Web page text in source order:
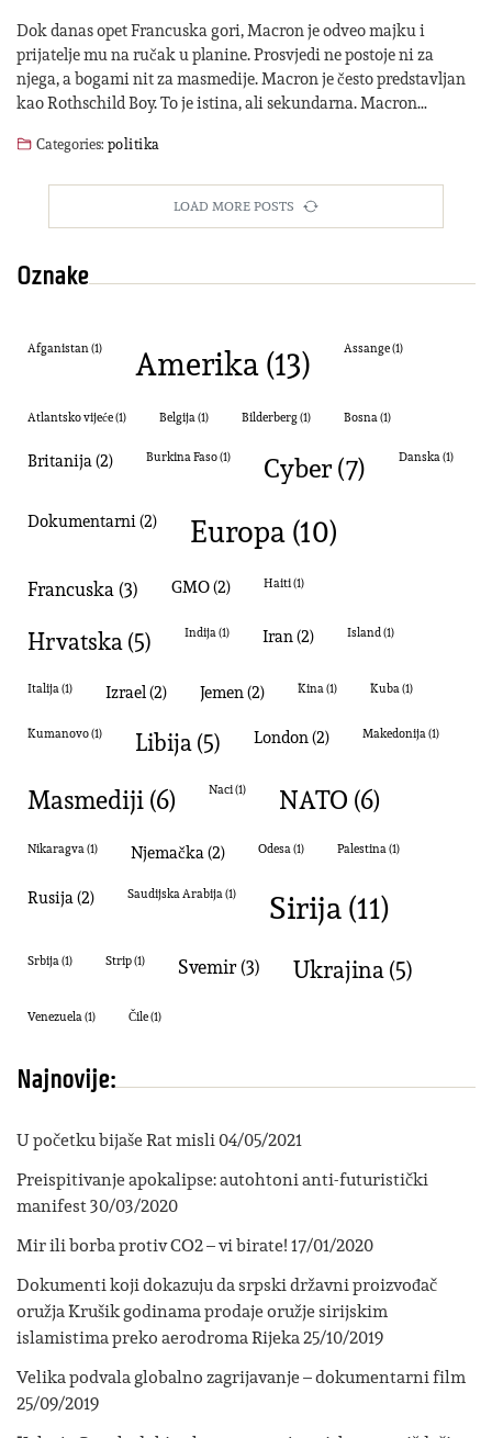
Dok danas opet Francuska gori, Macron je odveo majku i
prijatelje mu na ručak u planine. Prosvjedi ne postoje ni za
njega, a bogami nit za masmedije. Macron je često predstavljan
kao Rothschild Boy. To je istina, ali sekundarna. Macron…
Categories:politika
LOAD MORE POSTS
Oznake
Afganistan(1) Amerika(13) Assange(1)
Atlantsko vijeće(1) Belgija(1) Bilderberg(1) Bosna(1)
Britanija(2) Burkina Faso(1) cyber(7) Danska(1)
dokumentarni(2) Europa(10)
Francuska(3) GMO(2) Haiti(1)
Hrvatska(5) Indija(1) Iran(2) Island(1)
Italija(1) izrael(2) Jemen(2) kina(1) Kuba(1)
Kumanovo(1) Libija(5) London(2) Makedonija(1)
masmediji(6) naci(1) NATO(6)
Nikaragva(1) Njemačka(2) Odesa(1) palestina(1)
Rusija(2) Saudijska Arabija(1) Sirija(11)
Srbija(1) strip(1) svemir(3) Ukrajina(5)
Venezuela(1) Čile(1)
Najnovije:
U početku bijaše Rat misli04/05/2021
Preispitivanje apokalipse: autohtoni anti-futuristički
manifest30/03/2020
Mir ili borba protiv CO2 – vi birate!17/01/2020
Dokumenti koji dokazuju da srpski državni proizvođač
oružja Krušik godinama prodaje oružje sirijskim
islamistima preko aerodroma Rijeka25/10/2019
Velika podvala globalno zagrijavanje – dokumentarni film
25/09/2019